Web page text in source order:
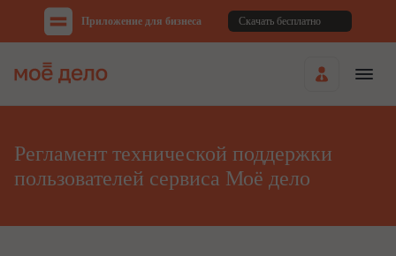
Приложение для бизнеса Скачать бесплатно
Регламент технической поддержки
пользователей сервиса Моё дело